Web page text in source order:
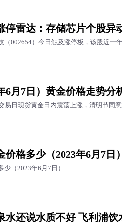
停雷达：存储芯片个股异
（002654）今日触及涨停板，该股近一
6月7日）黄金价格走势分
易日现货黄金日内震荡上涨，清明节同
格多少（2023年6月7日）
（2023年6月7日）
水还说水质不好 飞利浦饮